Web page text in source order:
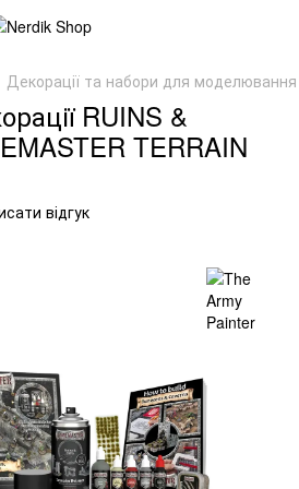
Декорації та набори для моделювання
RUINS &
TERRAIN
відгук